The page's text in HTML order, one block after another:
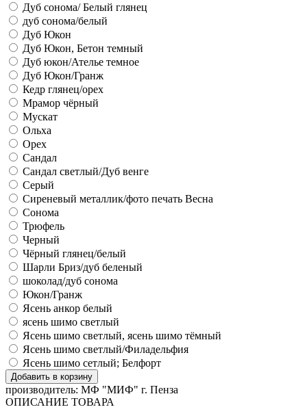
Дуб сонома/ Белый глянец
дуб сонома/белый
Дуб Юкон
Дуб Юкон, Бетон темный
Дуб юкон/Ателье темное
Дуб Юкон/Гранж
Кедр глянец/орех
Мрамор чёрный
Мускат
Ольха
Орех
Сандал
Сандал светлый/Дуб венге
Серый
Сиреневый металлик/фото печать Весна
Сонома
Трюфель
Черный
Чёрный глянец/белый
Шарли Бриз/дуб беленый
шоколад/дуб сонома
Юкон/Гранж
Ясень анкор белый
ясень шимо светлый
Ясень шимо светлый, ясень шимо тёмный
Ясень шимо светлый/Филадельфия
Ясень шимо сетлый; Белфорт
производитель: МФ "МИФ" г. Пенза
ОПИСАНИЕ ТОВАРА